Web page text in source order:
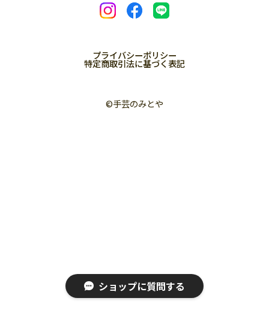
プライバシーポリシー
特定商取引法に基づく表記
©︎手芸のみとや
ショップに質問する